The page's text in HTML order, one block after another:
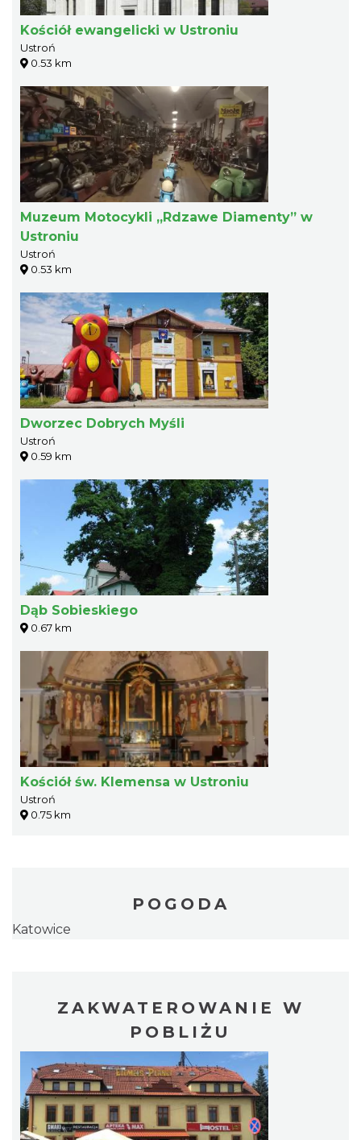
Kościół ewangelicki w Ustroniu
Ustroń
0.53 km
Muzeum Motocykli „Rdzawe Diamenty” w
Ustroniu
Ustroń
0.53 km
Dworzec Dobrych Myśli
Ustroń
0.59 km
Dąb Sobieskiego
0.67 km
Kościół św. Klemensa w Ustroniu
Ustroń
0.75 km
POGODA
Katowice
ZAKWATEROWANIE W
POBLIŻU